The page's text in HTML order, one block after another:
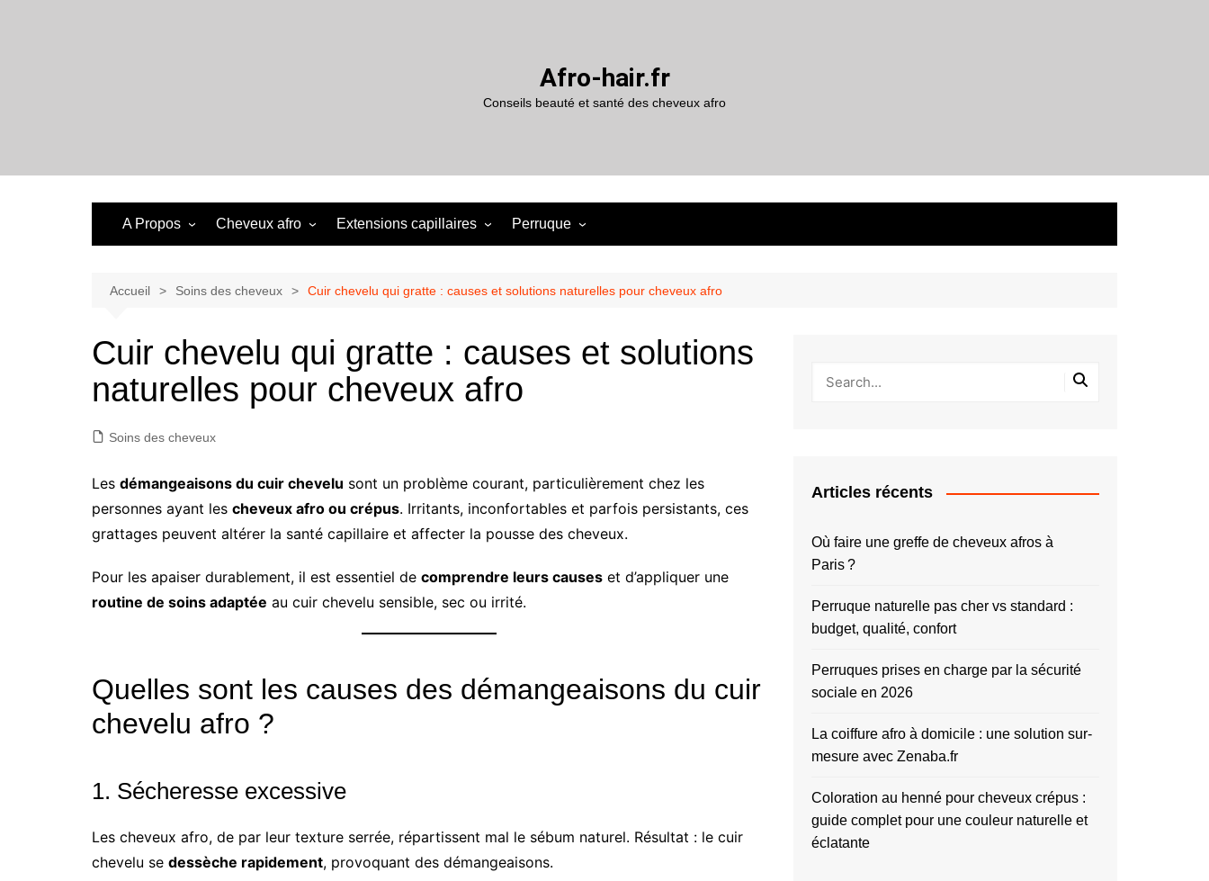
Afro-hair.fr
Conseils beauté et santé des cheveux afro
A Propos Cheveux afro Extensions capillaires Perruque
Accueil Soins des cheveux Cuir chevelu qui gratte : causes et solutions naturelles pour cheveux afro
Cuir chevelu qui gratte : causes et solutions
naturelles pour cheveux afro
Soins des cheveux
Les démangeaisons du cuir chevelu sont un problème courant, particulièrement chez les
personnes ayant les cheveux afro ou crépus. Irritants, inconfortables et parfois persistants, ces
grattages peuvent altérer la santé capillaire et affecter la pousse des cheveux.
Pour les apaiser durablement, il est essentiel de comprendre leurs causes et d’appliquer une
routine de soins adaptée au cuir chevelu sensible, sec ou irrité.
Quelles sont les causes des démangeaisons du cuir
chevelu afro ?
1. Sécheresse excessive
Les cheveux afro, de par leur texture serrée, répartissent mal le sébum naturel. Résultat : le cuir
chevelu se dessèche rapidement, provoquant des démangeaisons.
Articles récents
Où faire une greffe de cheveux afros à
Paris ?
Perruque naturelle pas cher vs standard :
budget, qualité, confort
Perruques prises en charge par la sécurité
sociale en 2026
La coiffure afro à domicile : une solution sur-
mesure avec Zenaba.fr
Coloration au henné pour cheveux crépus :
guide complet pour une couleur naturelle et
éclatante